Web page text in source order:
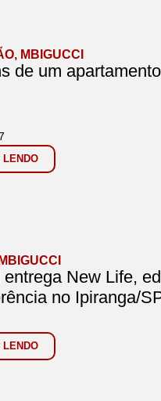
, MBIGUCCI
de um
LENDO
MBIGUCCI
New Life,
no Ipiranga/
LENDO